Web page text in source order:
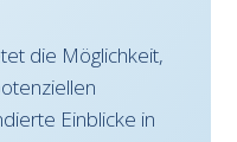
die Möglichkeit,
Einblicke in